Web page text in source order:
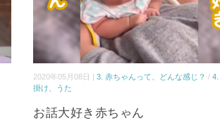
2020年05月08日 |3. 赤ちゃんって、どんな感じ？ /4.
掛け、うた
お話大好き赤ちゃん